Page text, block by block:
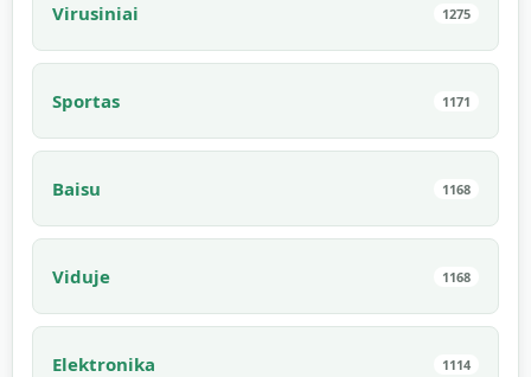
Virusiniai 1275
Sportas 1171
Baisu 1168
Viduje 1168
Elektronika 1114